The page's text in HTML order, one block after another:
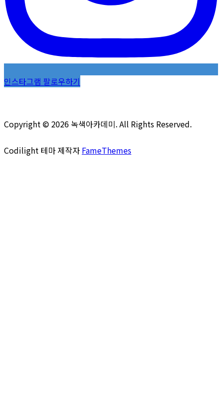
인스타그램 팔로우하기
Copyright © 2026 녹색아카데미. All Rights Reserved.
Codilight 테마 제작자 FameThemes